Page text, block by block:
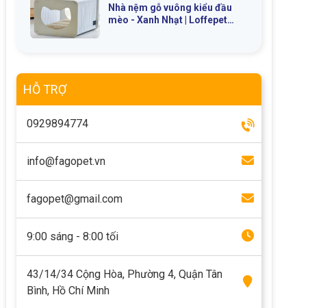
Nhà nệm gỗ vuông kiểu đầu
mèo - Xanh Nhạt | Loffepet
HỖ TRỢ
0929894774
info@fagopet.vn
fagopet@gmail.com
9:00 sáng - 8:00 tối
43/14/34 Cộng Hòa, Phường 4, Quận Tân
Bình, Hồ Chí Minh